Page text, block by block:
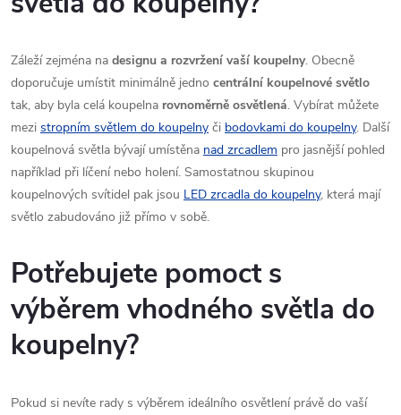
Záleží zejména na designu a rozvržení vaší koupelny. Obecně
doporučuje umístit minimálně jedno centrální koupelnové světlo
tak, aby byla celá koupelna rovnoměrně osvětlená. Vybírat můžete
mezi stropním světlem do koupelny či bodovkami do koupelny. Další
koupelnová světla bývají umístěna nad zrcadlem pro jasnější pohled
například při líčení nebo holení. Samostatnou skupinou
koupelnových svítidel pak jsou LED zrcadla do koupelny, která mají
světlo zabudováno již přímo v sobě.
Potřebujete pomoct s
výběrem vhodného světla do
koupelny?
Pokud si nevíte rady s výběrem ideálního osvětlení právě do vaší